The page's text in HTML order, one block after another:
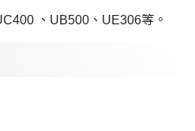
、UB500、UE306等。